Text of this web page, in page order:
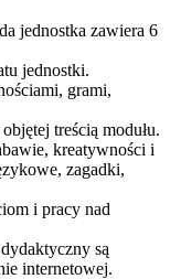
jednostka zawiera 6
jednostki.
grami,
treścią modułu.
kreatywności i
zagadki,
i pracy nad
są
internetowej.